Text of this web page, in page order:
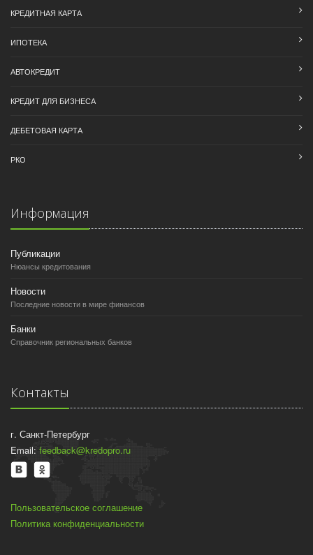
КРЕДИТНАЯ КАРТА
ИПОТЕКА
АВТОКРЕДИТ
КРЕДИТ ДЛЯ БИЗНЕСА
ДЕБЕТОВАЯ КАРТА
РКО
Информация
Публикации
Нюансы кредитования
Новости
Последние новости в мире финансов
Банки
Справочник региональных банков
Контакты
г. Санкт-Петербург
Email: feedback@kredopro.ru
Пользовательское соглашение
Политика конфиденциальности